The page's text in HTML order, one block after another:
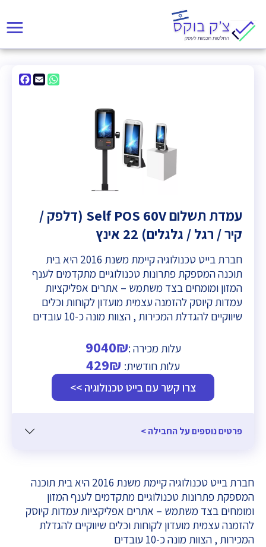
Email
WhatsApp
עמדת תשלום Self POS 60V (דלפק /
קיר / רגל / גלגלים) 22 אינץ
חברת בייט טכנולוגיה קיימת משנת 2016 היא בית
תוכנה המספקת פתרונות טכנולוגיים מתקדמים לענף
המזון ומומחים בצד משתמש – אתרים אפליקציות
עמדות קיוסק להזמנה עצמית מועדון לקוחות וכלים
שיווקיים להגדלת המכירות , הצוות מונה כ-10 עובדים
עלות מכירה :9040₪
עלות חודשית:429₪
צרו קשר עם בייט טכנולוגיה >>
פרטים נוספים על החבילה >
חברת בייט טכנולוגיה קיימת משנת 2016 היא בית תוכנה
המספקת פתרונות טכנולוגיים מתקדמים לענף המזון
ומומחים בצד משתמש – אתרים אפליקציות עמדות קיוסק
להזמנה עצמית מועדון לקוחות וכלים שיווקיים להגדלת
המכירות , הצוות מונה כ-10 עובדים